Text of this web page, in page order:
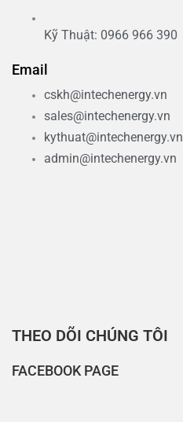
Kỹ Thuật: 0966 966 390
Email
cskh@intechenergy.vn
sales@intechenergy.vn
kythuat@intechenergy.vn
admin@intechenergy.vn
THEO DÕI CHÚNG TÔI
FACEBOOK PAGE